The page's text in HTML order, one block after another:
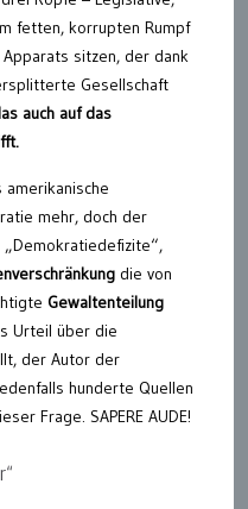
fetten, korrupten Rumpf
sitzen, der dank
Gesellschaft
auch auf das
mehr, doch der
die von
Gewaltenteilung
Urteil über die
der Autor der
hunderte Quellen
Frage. SAPERE AUDE!